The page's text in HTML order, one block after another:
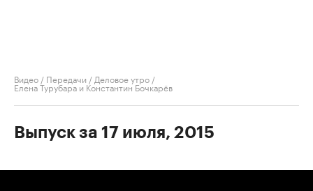
Видео / Передачи / Деловое утро /
Елена Турубара и Константин Бочкарёв
Выпуск за 17 июля, 2015